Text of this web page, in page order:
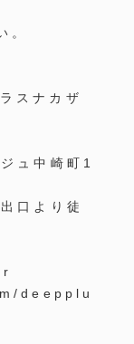
。
スナカザ
ュ中崎町1
口より徒
deepplu